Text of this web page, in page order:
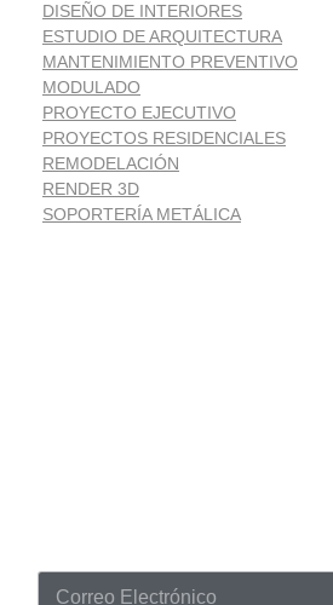
DISEÑO DE INTERIORES
ESTUDIO DE ARQUITECTURA
MANTENIMIENTO PREVENTIVO
MODULADO
PROYECTO EJECUTIVO
PROYECTOS RESIDENCIALES
REMODELACIÓN
RENDER 3D
SOPORTERÍA METÁLICA